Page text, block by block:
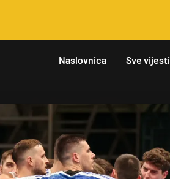
Naslovnica Sve vijesti